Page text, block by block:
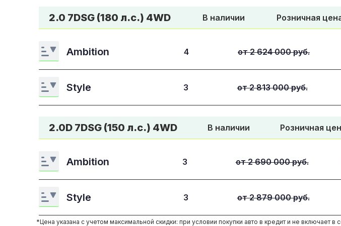
2.0 7DSG (180 л.с.) 4WD В наличии Розничная
Ambition 4 от 2 624 000 руб.
Style 3 от 2 813 000 руб.
2.0D 7DSG (150 л.с.) 4WD В наличии Розничная
Ambition 3 от 2 690 000 руб.
Style 3 от 2 879 000 руб.
*Цена указана с учетом максимальной скидки: при условии покупки авто в кредит и не включает в